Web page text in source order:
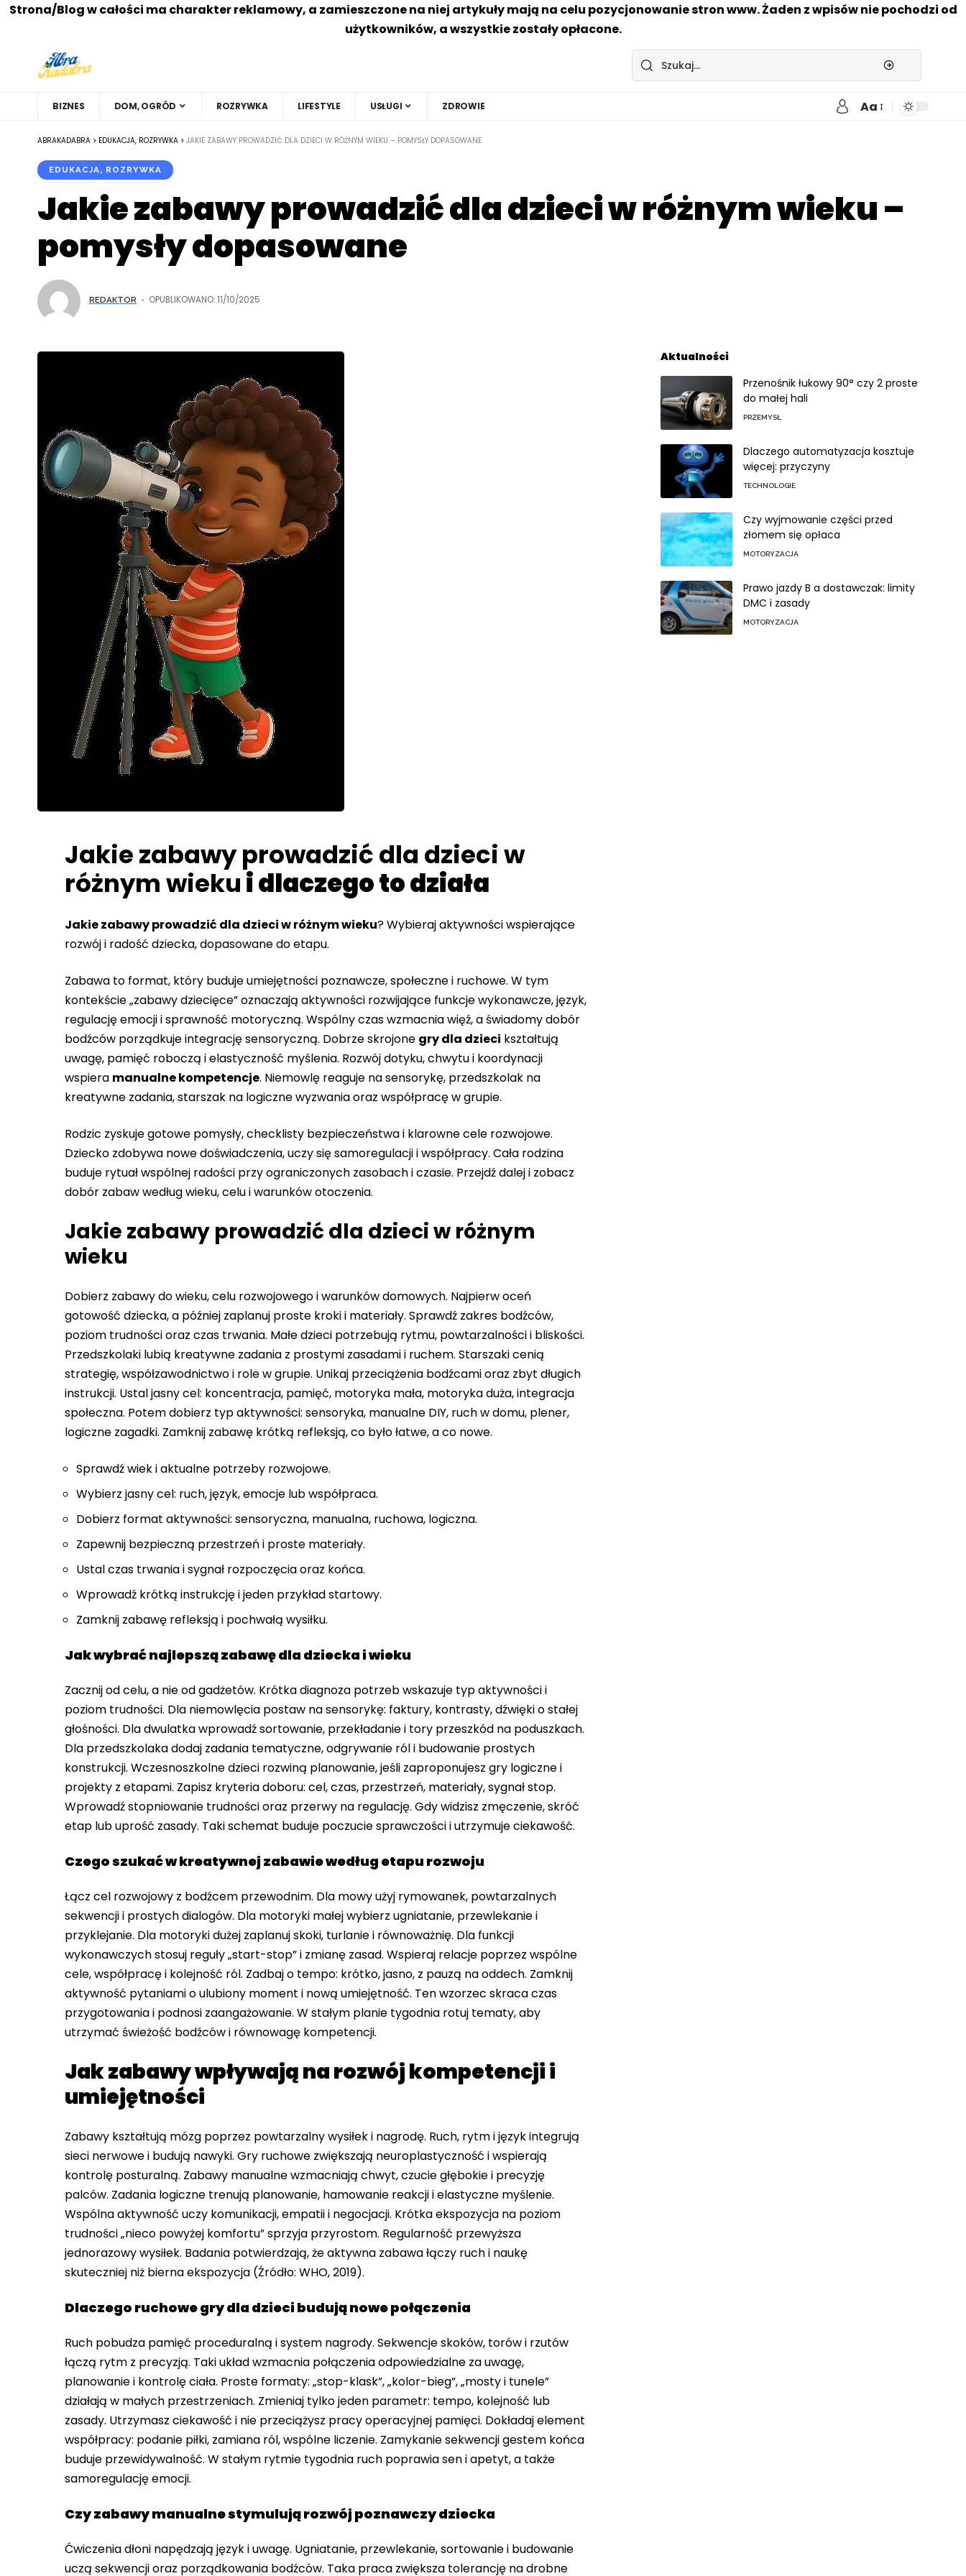
Strona/Blog w całości ma charakter reklamowy, a zamieszczone na niej artykuły mają na celu pozycjonowanie stron www. Żaden z wpisów nie pochodzi od
użytkowników, a wszystkie zostały opłacone.
BIZNES DOM, OGRÓD ROZRYWKA LIFESTYLE USŁUGI ZDROWIE Aa
ABRAKADABRA > EDUKACJA, ROZRYWKA > JAKIE ZABAWY PROWADZIĆ DLA DZIECI W RÓŻNYM WIEKU – POMYSŁY DOPASOWANE
EDUKACJA, ROZRYWKA
Jakie zabawy prowadzić dla dzieci w różnym wieku –
pomysły dopasowane
REDAKTOR OPUBLIKOWANO: 11/10/2025
Jakie zabawy prowadzić dla dzieci w
różnym wiekui dlaczego to działa
Jakie zabawy prowadzić dla dzieci w różnym wieku? Wybieraj aktywności wspierające
rozwój i radość dziecka, dopasowane do etapu.
Zabawa to format, który buduje umiejętności poznawcze, społeczne i ruchowe. W tym
kontekście „zabawy dziecięce” oznaczają aktywności rozwijające funkcje wykonawcze, język,
regulację emocji i sprawność motoryczną. Wspólny czas wzmacnia więź, a świadomy dobór
bodźców porządkuje integrację sensoryczną. Dobrze skrojone gry dla dzieci kształtują
uwagę, pamięć roboczą i elastyczność myślenia. Rozwój dotyku, chwytu i koordynacji
wspiera manualne kompetencje. Niemowlę reaguje na sensorykę, przedszkolak na
kreatywne zadania, starszak na logiczne wyzwania oraz współpracę w grupie.
Rodzic zyskuje gotowe pomysły, checklisty bezpieczeństwa i klarowne cele rozwojowe.
Dziecko zdobywa nowe doświadczenia, uczy się samoregulacji i współpracy. Cała rodzina
buduje rytuał wspólnej radości przy ograniczonych zasobach i czasie. Przejdź dalej i zobacz
dobór zabaw według wieku, celu i warunków otoczenia.
Jakie zabawy prowadzić dla dzieci w różnym
wieku
Dobierz zabawy do wieku, celu rozwojowego i warunków domowych. Najpierw oceń
gotowość dziecka, a później zaplanuj proste kroki i materiały. Sprawdź zakres bodźców,
poziom trudności oraz czas trwania. Małe dzieci potrzebują rytmu, powtarzalności i bliskości.
Przedszkolaki lubią kreatywne zadania z prostymi zasadami i ruchem. Starszaki cenią
strategię, współzawodnictwo i role w grupie. Unikaj przeciążenia bodźcami oraz zbyt długich
instrukcji. Ustal jasny cel: koncentracja, pamięć, motoryka mała, motoryka duża, integracja
społeczna. Potem dobierz typ aktywności: sensoryka, manualne DIY, ruch w domu, plener,
logiczne zagadki. Zamknij zabawę krótką refleksją, co było łatwe, a co nowe.
Sprawdź wiek i aktualne potrzeby rozwojowe.
Wybierz jasny cel: ruch, język, emocje lub współpraca.
Dobierz format aktywności: sensoryczna, manualna, ruchowa, logiczna.
Zapewnij bezpieczną przestrzeń i proste materiały.
Ustal czas trwania i sygnał rozpoczęcia oraz końca.
Wprowadź krótką instrukcję i jeden przykład startowy.
Zamknij zabawę refleksją i pochwałą wysiłku.
Jak wybrać najlepszą zabawę dla dziecka i wieku
Zacznij od celu, a nie od gadżetów. Krótka diagnoza potrzeb wskazuje typ aktywności i
poziom trudności. Dla niemowlęcia postaw na sensorykę: faktury, kontrasty, dźwięki o stałej
głośności. Dla dwulatka wprowadź sortowanie, przekładanie i tory przeszkód na poduszkach.
Dla przedszkolaka dodaj zadania tematyczne, odgrywanie ról i budowanie prostych
konstrukcji. Wczesnoszkolne dzieci rozwiną planowanie, jeśli zaproponujesz gry logiczne i
projekty z etapami. Zapisz kryteria doboru: cel, czas, przestrzeń, materiały, sygnał stop.
Wprowadź stopniowanie trudności oraz przerwy na regulację. Gdy widzisz zmęczenie, skróć
etap lub uprość zasady. Taki schemat buduje poczucie sprawczości i utrzymuje ciekawość.
Czego szukać w kreatywnej zabawie według etapu rozwoju
Łącz cel rozwojowy z bodźcem przewodnim. Dla mowy użyj rymowanek, powtarzalnych
sekwencji i prostych dialogów. Dla motoryki małej wybierz ugniatanie, przewlekanie i
przyklejanie. Dla motoryki dużej zaplanuj skoki, turlanie i równoważnię. Dla funkcji
wykonawczych stosuj reguły „start-stop” i zmianę zasad. Wspieraj relacje poprzez wspólne
cele, współpracę i kolejność ról. Zadbaj o tempo: krótko, jasno, z pauzą na oddech. Zamknij
aktywność pytaniami o ulubiony moment i nową umiejętność. Ten wzorzec skraca czas
przygotowania i podnosi zaangażowanie. W stałym planie tygodnia rotuj tematy, aby
utrzymać świeżość bodźców i równowagę kompetencji.
Jak zabawy wpływają na rozwój kompetencji i
umiejętności
Zabawy kształtują mózg poprzez powtarzalny wysiłek i nagrodę. Ruch, rytm i język integrują
sieci nerwowe i budują nawyki. Gry ruchowe zwiększają neuroplastyczność i wspierają
kontrolę posturalną. Zabawy manualne wzmacniają chwyt, czucie głębokie i precyzję
palców. Zadania logiczne trenują planowanie, hamowanie reakcji i elastyczne myślenie.
Wspólna aktywność uczy komunikacji, empatii i negocjacji. Krótka ekspozycja na poziom
trudności „nieco powyżej komfortu” sprzyja przyrostom. Regularność przewyższa
jednorazowy wysiłek. Badania potwierdzają, że aktywna zabawa łączy ruch i naukę
skuteczniej niż bierna ekspozycja (Źródło: WHO, 2019).
Dlaczego ruchowe gry dla dzieci budują nowe połączenia
Ruch pobudza pamięć proceduralną i system nagrody. Sekwencje skoków, torów i rzutów
łączą rytm z precyzją. Taki układ wzmacnia połączenia odpowiedzialne za uwagę,
planowanie i kontrolę ciała. Proste formaty: „stop-klask”, „kolor-bieg”, „mosty i tunele”
działają w małych przestrzeniach. Zmieniaj tylko jeden parametr: tempo, kolejność lub
zasady. Utrzymasz ciekawość i nie przeciążysz pracy operacyjnej pamięci. Dokładaj element
współpracy: podanie piłki, zamiana ról, wspólne liczenie. Zamykanie sekwencji gestem końca
buduje przewidywalność. W stałym rytmie tygodnia ruch poprawia sen i apetyt, a także
samoregulację emocji.
Czy zabawy manualne stymulują rozwój poznawczy dziecka
Ćwiczenia dłoni napędzają język i uwagę. Ugniatanie, przewlekanie, sortowanie i budowanie
uczą sekwencji oraz porządkowania bodźców. Taka praca zwiększa tolerancję na drobne
Aktualności
Przenośnik łukowy 90° czy 2 proste
do małej hali
PRZEMYSŁ
Dlaczego automatyzacja kosztuje
więcej: przyczyny
TECHNOLOGIE
Czy wyjmowanie części przed
złomem się opłaca
MOTORYZACJA
Prawo jazdy B a dostawczak: limity
DMC i zasady
MOTORYZACJA